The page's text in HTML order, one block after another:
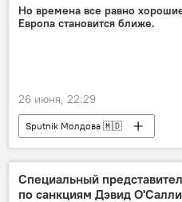
Но времена все равно
Европа становится ближе.
26 июня, 22:29
Sputnik Молдова 🇲🇩
Специальный
по санкциям Дэвид